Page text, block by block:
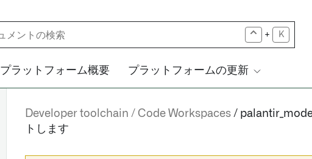
+ K
プラットフォーム概要 プラットフォームの更新
Developer toolchain Code Workspaces
トします